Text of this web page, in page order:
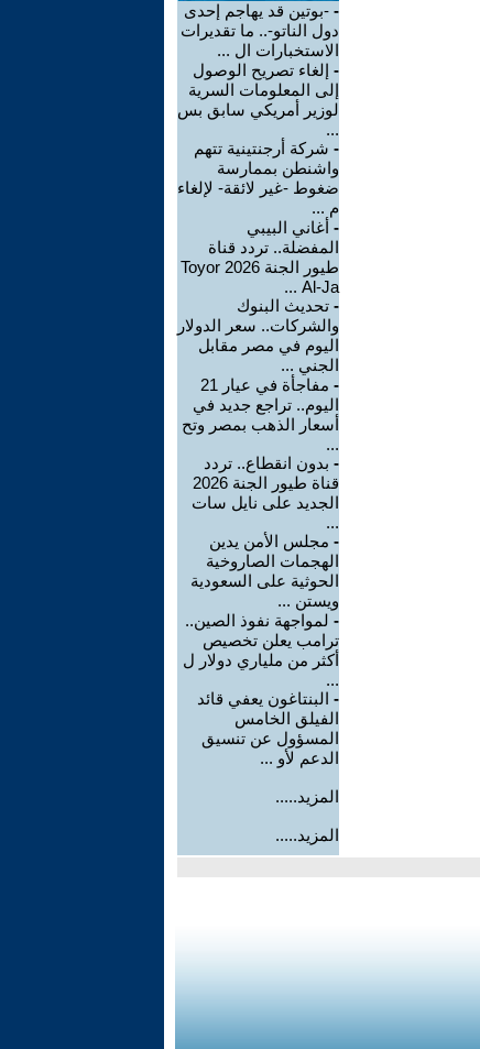
- -بوتين قد يهاجم إحدى
دول الناتو-.. ما تقديرات
الاستخبارات ال ...
- إلغاء تصريح الوصول
إلى المعلومات السرية
لوزير أمريكي سابق بس
...
- شركة أرجنتينية تتهم
واشنطن بممارسة
ضغوط -غير لائقة- لإلغاء
م ...
- أغاني البيبي
المفضلة.. تردد قناة
طيور الجنة 2026 Toyor
Al-Ja ...
- تحديث البنوك
والشركات.. سعر الدولار
اليوم في مصر مقابل
الجني ...
-
مفاجأة في عيار 21
اليوم.. تراجع جديد في
أسعار الذهب بمصر وتح
...
- بدون انقطاع.. تردد
قناة طيور الجنة 2026
الجديد على نايل سات
...
- مجلس الأمن يدين
الهجمات الصاروخية
الحوثية على السعودية
ويستن ...
- لمواجهة نفوذ الصين..
ترامب يعلن تخصيص
أكثر من ملياري دولار ل
...
- البنتاغون يعفي قائد
الفيلق الخامس
المسؤول عن تنسيق
الدعم لأو ...
المزيد.....
المزيد.....